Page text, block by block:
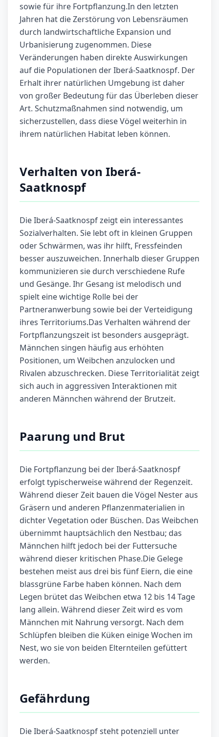
sowie für ihre Fortpflanzung.In den letzten
Jahren hat die Zerstörung von Lebensräumen
durch landwirtschaftliche Expansion und
Urbanisierung zugenommen. Diese
Veränderungen haben direkte Auswirkungen
auf die Populationen der Iberá-Saatknospf. Der
Erhalt ihrer natürlichen Umgebung ist daher
von großer Bedeutung für das Überleben dieser
Art. Schutzmaßnahmen sind notwendig, um
sicherzustellen, dass diese Vögel weiterhin in
ihrem natürlichen Habitat leben können.
Verhalten von Iberá-
Saatknospf
Die Iberá-Saatknospf zeigt ein interessantes
Sozialverhalten. Sie lebt oft in kleinen Gruppen
oder Schwärmen, was ihr hilft, Fressfeinden
besser auszuweichen. Innerhalb dieser Gruppen
kommunizieren sie durch verschiedene Rufe
und Gesänge. Ihr Gesang ist melodisch und
spielt eine wichtige Rolle bei der
Partneranwerbung sowie bei der Verteidigung
ihres Territoriums.Das Verhalten während der
Fortpflanzungszeit ist besonders ausgeprägt.
Männchen singen häufig aus erhöhten
Positionen, um Weibchen anzulocken und
Rivalen abzuschrecken. Diese Territorialität zeigt
sich auch in aggressiven Interaktionen mit
anderen Männchen während der Brutzeit.
Paarung und Brut
Die Fortpflanzung bei der Iberá-Saatknospf
erfolgt typischerweise während der Regenzeit.
Während dieser Zeit bauen die Vögel Nester aus
Gräsern und anderen Pflanzenmaterialien in
dichter Vegetation oder Büschen. Das Weibchen
übernimmt hauptsächlich den Nestbau; das
Männchen hilft jedoch bei der Futtersuche
während dieser kritischen Phase.Die Gelege
bestehen meist aus drei bis fünf Eiern, die eine
blassgrüne Farbe haben können. Nach dem
Legen brütet das Weibchen etwa 12 bis 14 Tage
lang allein. Während dieser Zeit wird es vom
Männchen mit Nahrung versorgt. Nach dem
Schlüpfen bleiben die Küken einige Wochen im
Nest, wo sie von beiden Elternteilen gefüttert
werden.
Gefährdung
Die Iberá-Saatknospf steht potenziell unter